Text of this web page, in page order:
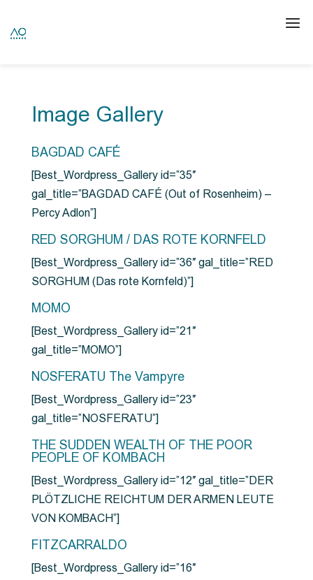
Image Gallery
BAGDAD CAFÉ
[Best_Wordpress_Gallery id=”35″
gal_title=”BAGDAD CAFÉ (Out of Rosenheim) –
Percy Adlon”]
RED SORGHUM / DAS ROTE KORNFELD
[Best_Wordpress_Gallery id=”36″ gal_title=”RED
SORGHUM (Das rote Kornfeld)”]
MOMO
[Best_Wordpress_Gallery id=”21″
gal_title=”MOMO”]
NOSFERATU The Vampyre
[Best_Wordpress_Gallery id=”23″
gal_title=”NOSFERATU”]
THE SUDDEN WEALTH OF THE POOR
PEOPLE OF KOMBACH
[Best_Wordpress_Gallery id=”12″ gal_title=”DER
PLÖTZLICHE REICHTUM DER ARMEN LEUTE
VON KOMBACH”]
FITZCARRALDO
[Best_Wordpress_Gallery id=”16″